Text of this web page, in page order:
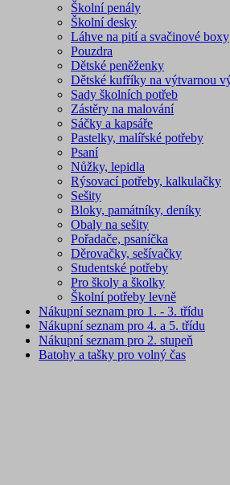
Školní penály
Školní desky
Láhve na pití a svačinové boxy
Pouzdra
Dětské peněženky
Dětské kufříky na výtvarnou
Sady školních potřeb
Zástěry na malování
Sáčky a kapsáře
Pastelky, malířské potřeby
Psaní
Nůžky, lepidla
Rýsovací potřeby, kalkulačky
Sešity
Bloky, památníky, deníky
Obaly na sešity
Pořadače, psaníčka
Děrovačky, sešívačky
Studentské potřeby
Pro školy a školky
Školní potřeby levně
Nákupní seznam pro 1. - 3. třídu
Nákupní seznam pro 4. a 5. třídu
Nákupní seznam pro 2. stupeň
Batohy a tašky pro volný čas